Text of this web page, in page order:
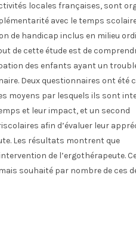
locales françaises, sont
avec le temps
de handicap inclus en milieu
de cette étude est de
des enfants ayant un
Deux questionnaires ont été
moyens par lesquels ils sont
et leur impact, et un second
afin d’évaluer leur
Les résultats montrent que
de l’ergothérapeute.
souhaité par nombre de ces